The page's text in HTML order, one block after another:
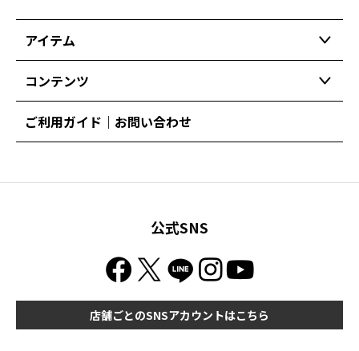
アイテム
コンテンツ
ご利用ガイド｜お問い合わせ
公式SNS
店舗ごとのSNSアカウントはこちら